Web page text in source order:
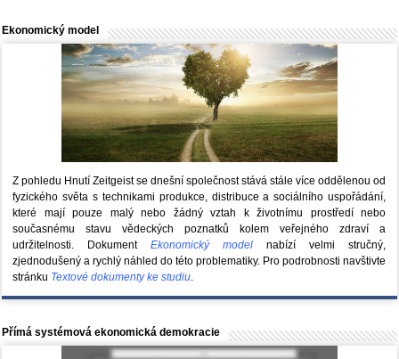
Ekonomický model
Z pohledu Hnutí Zeitgeist se dnešní společnost stává stále více oddělenou od
fyzického světa s technikami produkce, distribuce a sociálního uspořádání,
které mají pouze malý nebo žádný vztah k životnímu prostředí nebo
současnému stavu vědeckých poznatků kolem veřejného zdraví a
udržitelnosti. DokumentEkonomický model nabízí velmi stručný,
zjednodušený a rychlý náhled do této problematiky. Pro podrobnosti navštivte
stránku Textové dokumenty ke studiu.
Přímá systémová ekonomická demokracie